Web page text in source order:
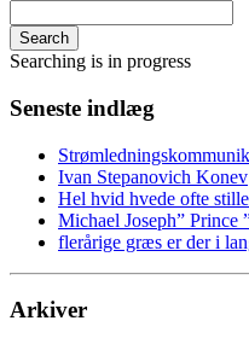
Search
Searching is in progress
Seneste indlæg
Ivan Stepanovich Konev
Hel hvid hvede ofte
Michael Joseph” Prince
flerårige græs er der i
Arkiver